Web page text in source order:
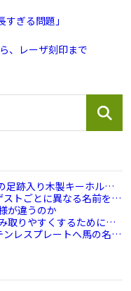
ぎる問題」
、レーザ刻印まで
足跡入り木製キーホル
トごとに異なる名前を刻
が違うのか
取りやすくするために試
レスプレートへ馬の名前